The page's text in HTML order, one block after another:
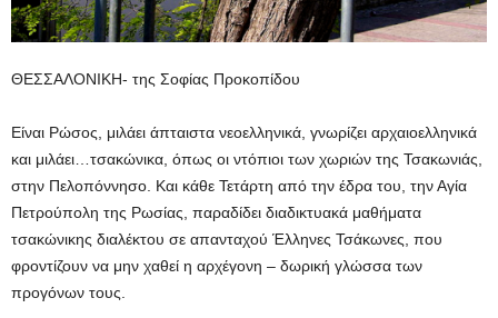
ΘΕΣΣΑΛΟΝΙΚΗ- της Σοφίας Προκοπίδου
Είναι Ρώσος, μιλάει άπταιστα νεοελληνικά, γνωρίζει αρχαιοελληνικά
και μιλάει…τσακώνικα, όπως οι ντόπιοι των χωριών της Τσακωνιάς,
στην Πελοπόννησο. Και κάθε Τετάρτη από την έδρα του, την Αγία
Πετρούπολη της Ρωσίας, παραδίδει διαδικτυακά μαθήματα
τσακώνικης διαλέκτου σε απανταχού Έλληνες Τσάκωνες, που
φροντίζουν να μην χαθεί η αρχέγονη – δωρική γλώσσα των
προγόνων τους.